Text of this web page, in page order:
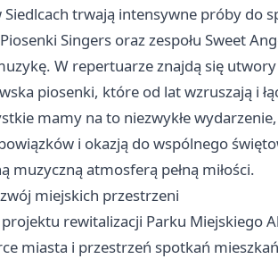
trwają intensywne próby do
Singers oraz zespołu Sweet
W repertuarze znajdą się
piosenki, które od lat wzruszają i
mamy na to niezwykłe
i okazją do wspólnego
muzyczną atmosferą pełną miłości.
miejskich przestrzeni
rewitalizacji Parku Miejskiego
miasta i przestrzeń spotkań